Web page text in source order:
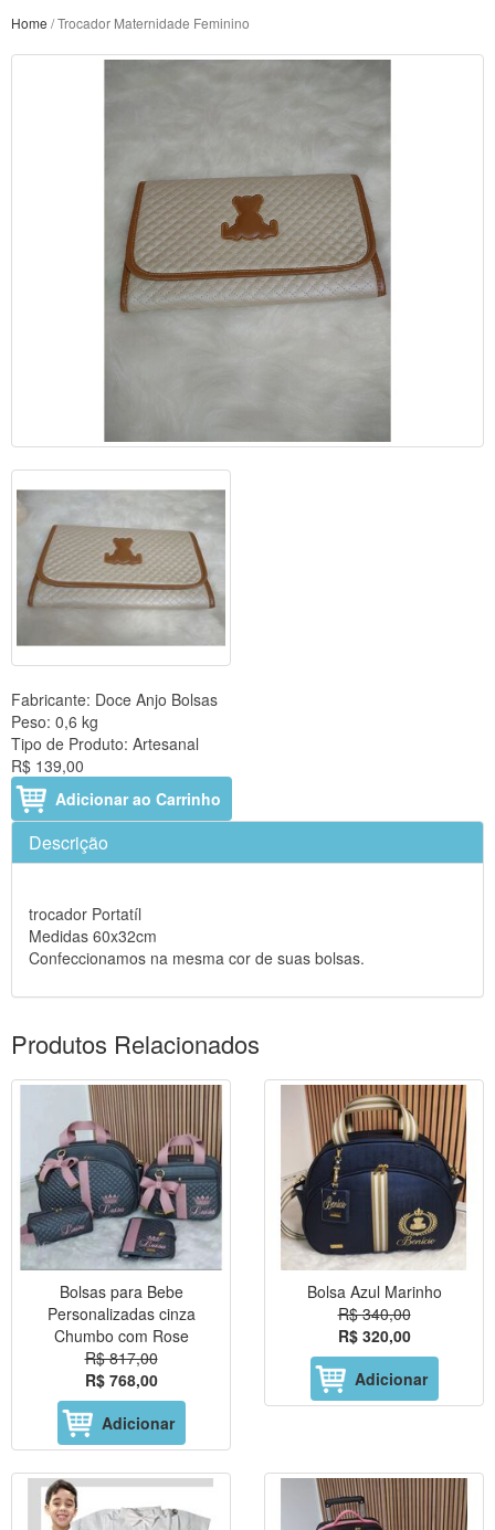
Home / Trocador Maternidade Feminino
Fabricante: Doce Anjo Bolsas
Peso: 0,6 kg
Tipo de Produto: Artesanal
R$ 139,00
Adicionar ao Carrinho
Descrição
trocador Portatíl
Medidas 60x32cm
Confeccionamos na mesma cor de suas bolsas.
Produtos Relacionados
Bolsas para Bebe
Personalizadas cinza
Chumbo com Rose
R$ 817,00
R$ 768,00
Adicionar
Bolsa Azul Marinho
R$ 340,00
R$ 320,00
Adicionar